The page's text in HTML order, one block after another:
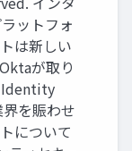
ットフォ
は新しい
が取り
Identity
を賑わせ
について